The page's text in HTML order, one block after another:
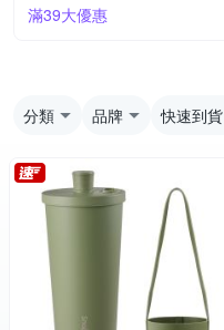
滿39大優惠
分類 品牌 快速到貨